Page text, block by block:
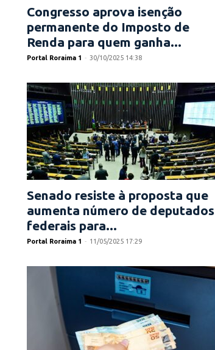
Congresso aprova isenção
permanente do Imposto de
Renda para quem ganha...
Portal Roraima 1 - 30/10/2025 14:38
Senado resiste à proposta que
aumenta número de deputados
federais para...
Portal Roraima 1 - 11/05/2025 17:29